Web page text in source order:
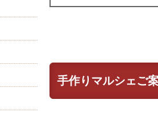
手作りマルシェご